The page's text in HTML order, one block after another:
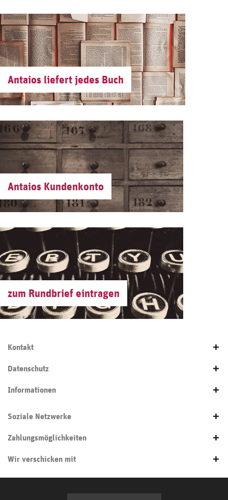
Antaios Kundenkonto
zum Rundbrief eintragen
Antaios liefert jedes Buch
Kontakt
Datenschutz
Informationen
Soziale Netzwerke
Zahlungsmöglichkeiten
Wir verschicken mit